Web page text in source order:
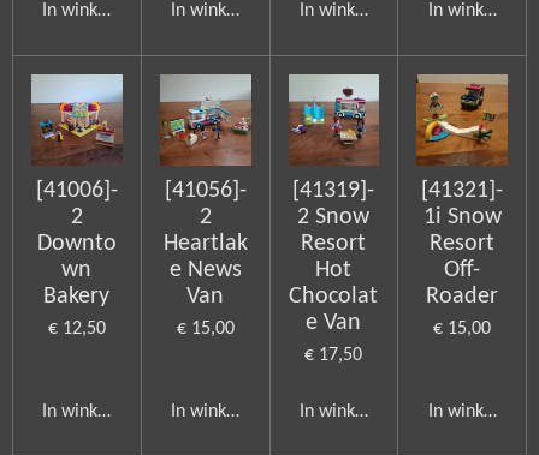
In winkelwagen In winkelwagen In winkelwagen In
[41006]-
2
Downto
wn
Bakery
€ 12,50
In winkelwagen
[41056]-
2
Heartlak
e News
Van
€ 15,00
In winkelwagen
[41319]-
2 Snow
Resort
Hot
Chocolat
e Van
€ 17,50
In winkelwagen
[41321]-
1i Snow
Resort
Off-
Roader
€ 15,00
In